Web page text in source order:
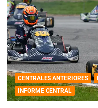
CENTRALES ANTERIORES
INFORME CENTRAL